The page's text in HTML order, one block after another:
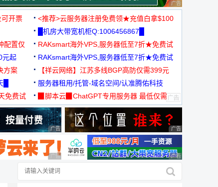
广告 商业广告，理
开票
<推荐>云服务器注册免费领★充值白拿$100
█机房大带宽机柜Q:1006456867█
配置仅
RAKsmart海外VPS,服务器低至7折★免费试
用★
元起
RAKsmart海外VPS,服务器低至7折★免费试
用★
方案
【祥云网络】江苏多线BGP高防仅需399元
服务器租用/托管-域名空间/认准腾佑科技
免费试
▉脚本云▉ChatGPT专用服务器 最低仅需
19元/月
广告 商业广告，理性选择 广告 商业广告，理
广告 商业广告，理性选择 广告 商业广告，理